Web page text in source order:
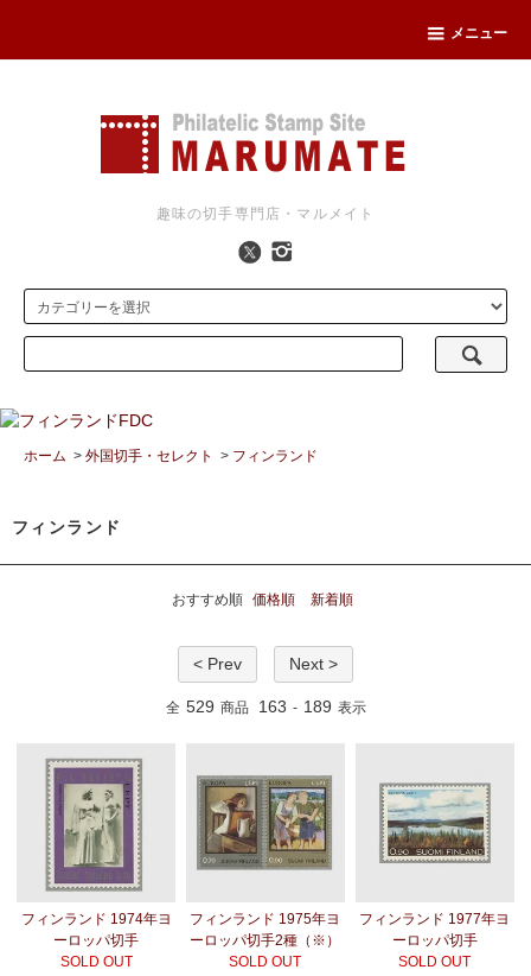
メニュー
趣味の切手専門店・マルメイト
ホーム > 外国切手・セレクト > フィンランド
フィンランド
おすすめ順 価格順 新着順
< Prev Next >
全 529 商品 163 - 189 表示
フィンランド 1974年ヨ
ーロッパ切手
SOLD OUT
フィンランド 1975年ヨ
ーロッパ切手2種（※）
SOLD OUT
フィンランド 1977年ヨ
ーロッパ切手
SOLD OUT